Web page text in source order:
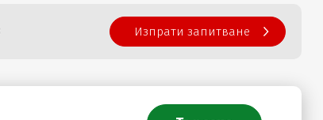
Изпрати запитване